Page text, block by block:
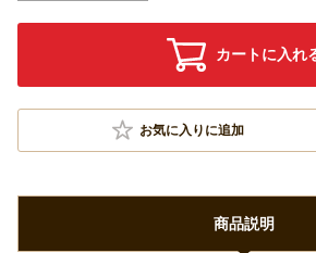
カートに入れ
お気に入りに追加
商品説明